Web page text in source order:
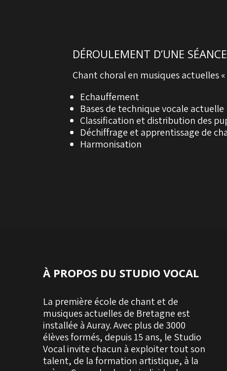
DÉROULEMENT D’UNE SÉANCE
Chant choral en musiques actuelles «
Echauffement
Bases de technique vocale actuelle
Classification et distribution des
Déchiffrage et apprentissage de
Harmonisation
À PROPOS DU STUDIO VOCAL
La première école de chant et de
musiques actuelles de Bretagne est
installée à Auray. Avec plus de 3000
élèves formés, depuis 15 ans, le Studio
Vocal invite chacun à exploiter tout son
talent, de la formation artistique, à la